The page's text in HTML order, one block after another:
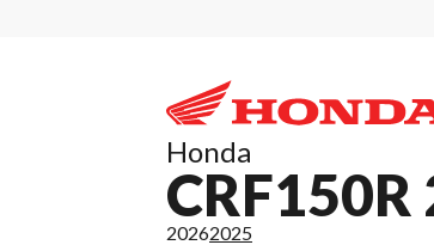
Honda
CRF150R
20262025